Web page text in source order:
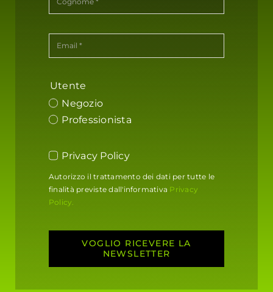
Utente
Negozio
Professionista
Privacy Policy
Autorizzo il trattamento dei dati per tutte le
finalità previste dall'informativa Privacy
Policy.
VOGLIO RICEVERE LA
NEWSLETTER